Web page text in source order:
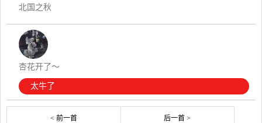
北国之秋
杏花开了～
太牛了
< 前一首
后一首 >